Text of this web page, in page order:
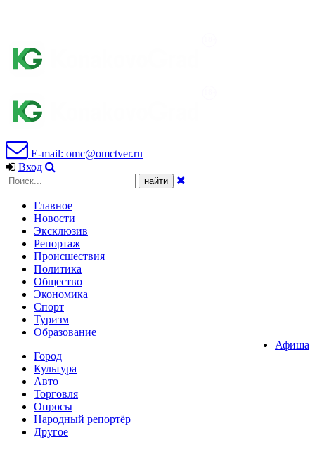
E-mail: omc@omctver.ru
Вход
Главное
Новости
Эксклюзив
Репортаж
Происшествия
Политика
Общество
Экономика
Спорт
Туризм
Образование
Афиша
Город
Культура
Авто
Торговля
Опросы
Народный репортёр
Другое